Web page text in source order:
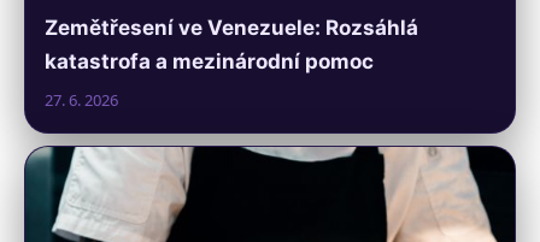
Zemětřesení ve Venezuele: Rozsáhlá
katastrofa a mezinárodní pomoc
27. 6. 2026